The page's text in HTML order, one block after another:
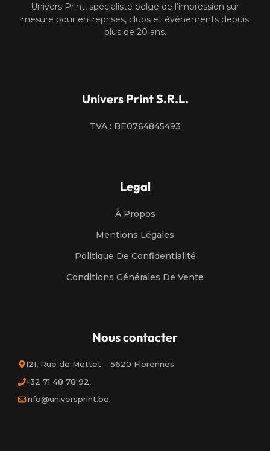
Univers Print, spécialiste belge de l’impression sur
mesure pour entreprises, clubs et événements depuis
plus de 20 ans.
Univers Print S.R.L.
TVA : BE0764845493
Legal
À Propos
Mentions Légales
Politique De Confidentialité
Conditions Générales De Vente
Nous contacter
121, Rue de Mettet – 5620 Florennes
+32 71 48 78 92
info@universprint.be